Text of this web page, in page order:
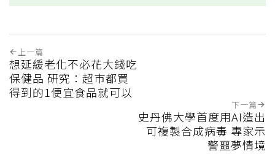
上一篇
想延緩老化不必花大錢吃
保健品 研究：超市都買
得到的1便宜食品就可以
下一篇
史丹佛大學首度用AI造出
可複製合成病毒 專家示
警噩夢情境